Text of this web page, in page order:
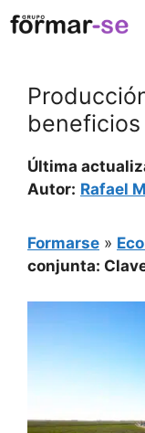
Saltar
al
beneficios
Última
Autor: Rafael
Formarse »
conjunta: